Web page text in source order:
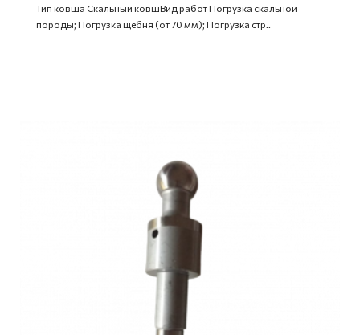
Тип ковша Скальный ковшВид работ Погрузка скальной
породы; Погрузка щебня (от 70 мм); Погрузка стр..